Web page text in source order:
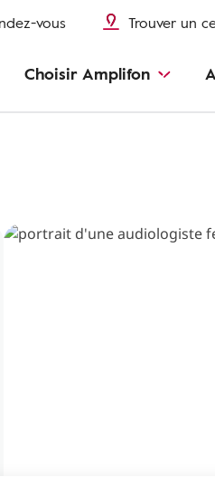
vous Trouver un
Choisir Amplifon